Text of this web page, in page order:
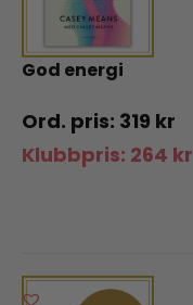
God energi
319 kr
Klubbpris: 264 kr